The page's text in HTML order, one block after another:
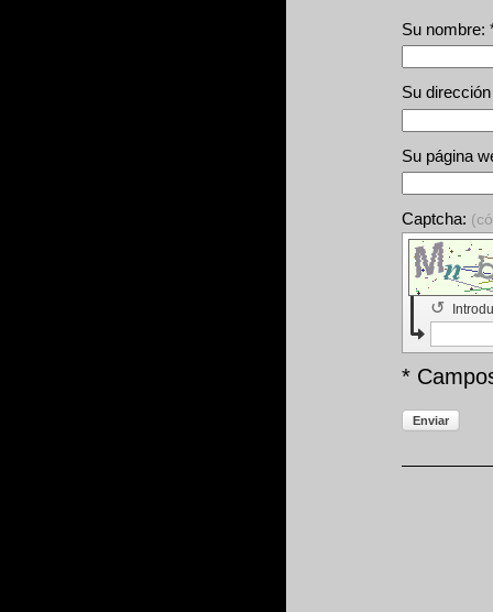
Su nombre:
Su
Su página
Captcha:
↺
*
Enviar